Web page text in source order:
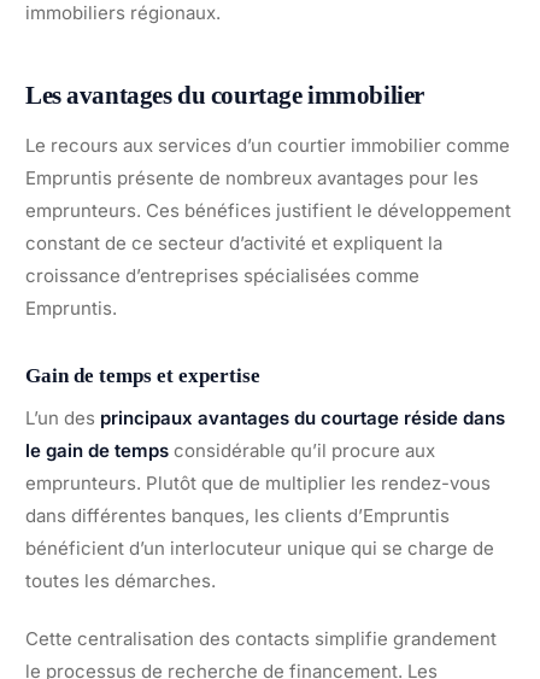
immobiliers régionaux.
Les avantages du courtage immobilier
Le recours aux services d’un courtier immobilier comme
Empruntis présente de nombreux avantages pour les
emprunteurs. Ces bénéfices justifient le développement
constant de ce secteur d’activité et expliquent la
croissance d’entreprises spécialisées comme
Empruntis.
Gain de temps et expertise
L’un des principaux avantages du courtage réside dans
le gain de temps considérable qu’il procure aux
emprunteurs. Plutôt que de multiplier les rendez-vous
dans différentes banques, les clients d’Empruntis
bénéficient d’un interlocuteur unique qui se charge de
toutes les démarches.
Cette centralisation des contacts simplifie grandement
le processus de recherche de financement. Les